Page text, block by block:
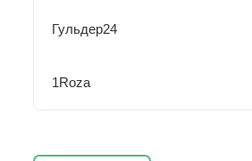
Гульдер24
1Roza